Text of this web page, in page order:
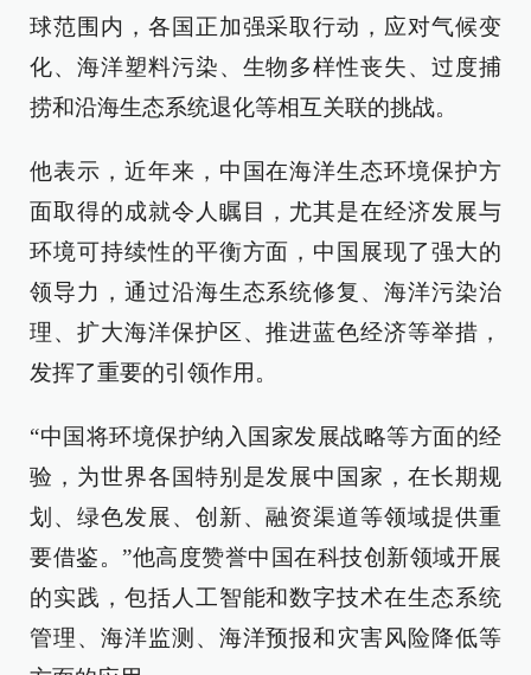
球范围内，各国正加强采取行动，应对气候变
化、海洋塑料污染、生物多样性丧失、过度捕
捞和沿海生态系统退化等相互关联的挑战。
他表示，近年来，中国在海洋生态环境保护方
面取得的成就令人瞩目，尤其是在经济发展与
环境可持续性的平衡方面，中国展现了强大的
领导力，通过沿海生态系统修复、海洋污染治
理、扩大海洋保护区、推进蓝色经济等举措，
发挥了重要的引领作用。
“中国将环境保护纳入国家发展战略等方面的经
验，为世界各国特别是发展中国家，在长期规
划、绿色发展、创新、融资渠道等领域提供重
要借鉴。”他高度赞誉中国在科技创新领域开展
的实践，包括人工智能和数字技术在生态系统
管理、海洋监测、海洋预报和灾害风险降低等